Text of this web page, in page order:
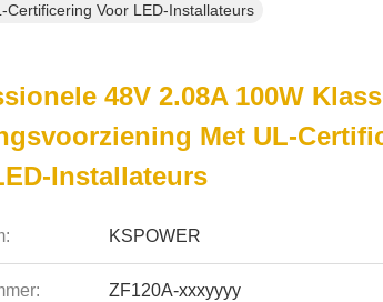
Voor LED-Installateurs
48V 2.08A 100W
Met UL-
Installateurs
KSPOWER
ZF120A-xxxyyyy